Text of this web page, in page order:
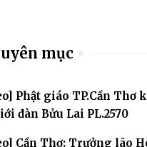
mục
Phật giáo TP.Cần Thơ
đàn Bửu Lai PL.2570
Cần Thơ: Trưởng lão